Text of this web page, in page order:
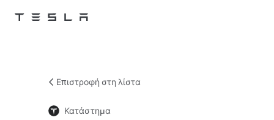
Επιστροφή στη λίστα
Κατάστημα